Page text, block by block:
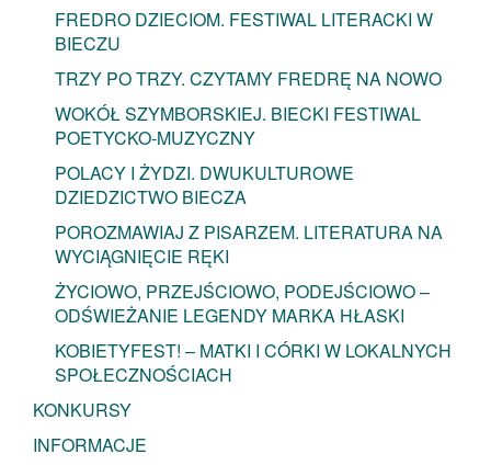
FREDRO DZIECIOM. FESTIWAL LITERACKI W
BIECZU
TRZY PO TRZY. CZYTAMY FREDRĘ NA NOWO
WOKÓŁ SZYMBORSKIEJ. BIECKI FESTIWAL
POETYCKO-MUZYCZNY
POLACY I ŻYDZI. DWUKULTUROWE
DZIEDZICTWO BIECZA
POROZMAWIAJ Z PISARZEM. LITERATURA NA
WYCIĄGNIĘCIE RĘKI
ŻYCIOWO, PRZEJŚCIOWO, PODEJŚCIOWO –
ODŚWIEŻANIE LEGENDY MARKA HŁASKI
KOBIETYFEST! – MATKI I CÓRKI W LOKALNYCH
SPOŁECZNOŚCIACH
KONKURSY
INFORMACJE